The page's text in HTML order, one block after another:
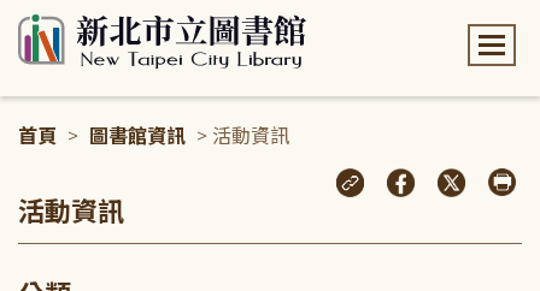
首頁 > 圖書館資訊 > 活動資訊
活動資訊